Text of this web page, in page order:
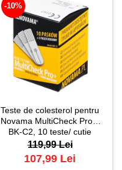
-10%
Teste de colesterol pentru
Novama MultiCheck Pro+,
BK-C2, 10 teste/ cutie
119,99 Lei
107,99 Lei